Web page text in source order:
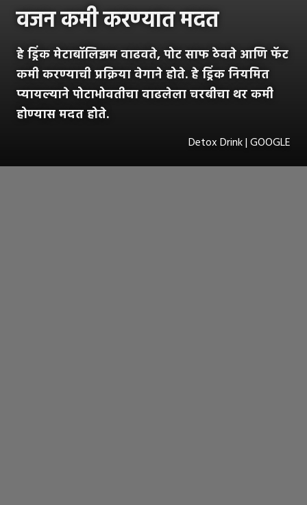
वजन कमी करण्यात मदत
हे ड्रिंक मेटाबॉलिझम वाढवते, पोट साफ ठेवते आणि फॅट
कमी करण्याची प्रक्रिया वेगाने होते. हे ड्रिंक नियमित
प्यायल्याने पोटाभोवतीचा वाढलेला चरबीचा थर कमी
होण्यास मदत होते.
Detox Drink | GOOGLE